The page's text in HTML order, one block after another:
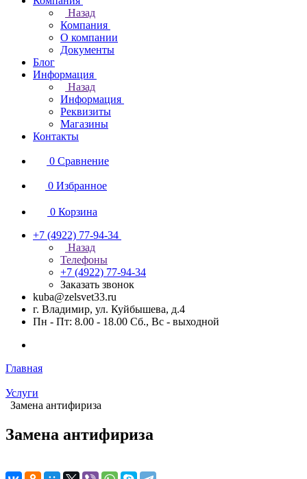
Назад
Компания
О компании
Документы
Блог
Информация
Назад
Информация
Реквизиты
Магазины
Контакты
0 Сравнение
0 Избранное
0 Корзина
+7 (4922) 77-94-34
Назад
Телефоны
+7 (4922) 77-94-34
Заказать звонок
kuba@zelsvet33.ru
г. Владимир, ул. Куйбышева, д.4
Пн - Пт: 8.00 - 18.00 Сб., Вс - выходной
Главная
Услуги
Замена антифириза
Замена антифириза